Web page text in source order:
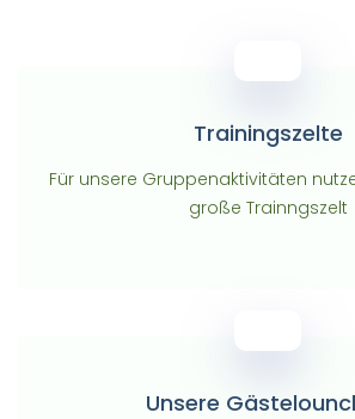
Trainingszelte
Für unsere Gruppenaktivitäten
große Trainngszelt
Unsere